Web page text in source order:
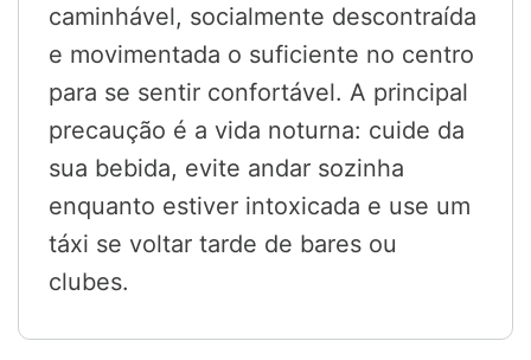
caminhável, socialmente descontraída
e movimentada o suficiente no centro
para se sentir confortável. A principal
precaução é a vida noturna: cuide da
sua bebida, evite andar sozinha
enquanto estiver intoxicada e use um
táxi se voltar tarde de bares ou
clubes.